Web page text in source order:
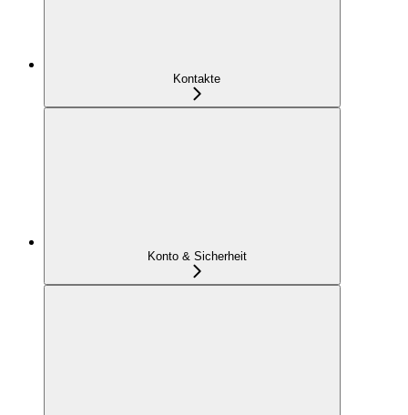
Kontakte
Konto & Sicherheit